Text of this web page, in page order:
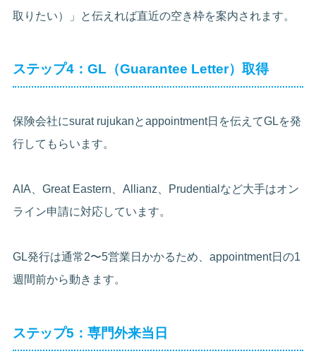
取りたい）」と伝えれば直近の空き枠を案内されます。
ステップ4：GL（Guarantee Letter）取得
保険会社にsurat rujukanとappointment日を伝えてGLを発
行してもらいます。
AIA、Great Eastern、Allianz、Prudentialなど大手はオン
ライン申請に対応しています。
GL発行は通常2〜5営業日かかるため、appointment日の1
週間前から動きます。
ステップ5：専門外来当日